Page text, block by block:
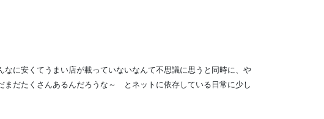
に安くてうまい店が載っていないなんて不思議に思うと同時に、や
まだたくさんあるんだろうな～ とネットに依存している日常に少し